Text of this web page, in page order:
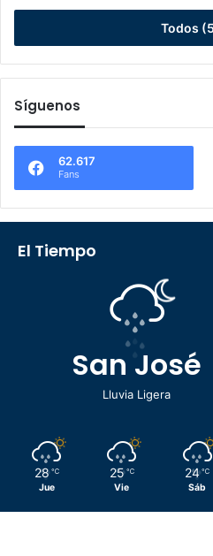
Todos
Síguenos
62.617
Fans
El Tiempo
San José
Lluvia Ligera
28 ℃
Jue
25 ℃
Vie
24 ℃
Sáb